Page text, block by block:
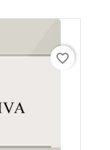
favorite_border